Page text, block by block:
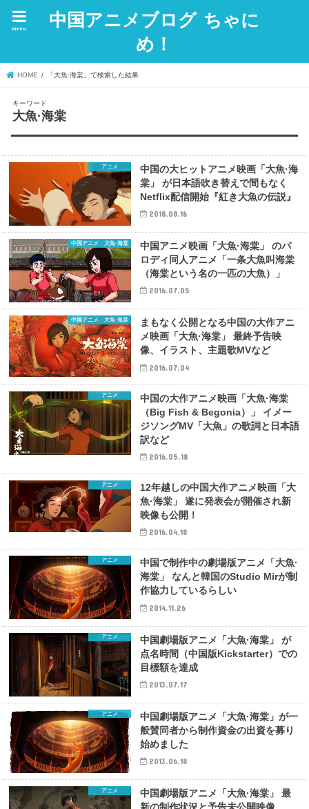
中国アニメブログ ちゃに
め！
menu
HOME 「大魚·海棠」で検索した結果
キーワード
大魚·海棠
アニメ
中国の大ヒットアニメ映画「大魚·海
棠」 が日本語吹き替えで間もなく
Netflix配信開始『紅き大魚の伝説』
2018.08.16
中国アニメ 大魚·海棠
中国アニメ映画「大魚·海棠」 のパ
ロディ同人アニメ「一条大魚叫海棠
（海棠という名の一匹の大魚）」
2016.07.05
中国アニメ 大魚·海棠
まもなく公開となる中国の大作アニ
メ映画「大魚·海棠」 最終予告映
像、イラスト、主題歌MVなど
2016.07.04
アニメ
中国の大作アニメ映画「大魚·海棠
（Big Fish & Begonia）」 イメー
ジソングMV「大魚」の歌詞と日本語
訳など
2016.05.18
アニメ
12年越しの中国大作アニメ映画「大
魚·海棠」 遂に発表会が開催され新
映像も公開！
2016.04.18
アニメ
中国で制作中の劇場版アニメ「大魚·
海棠」 なんと韓国のStudio Mirが制
作協力しているらしい
2014.11.26
アニメ
中国劇場版アニメ「大魚·海棠」 が
点名時間（中国版Kickstarter）での
目標額を達成
2013.07.17
アニメ
中国劇場版アニメ「大魚·海棠」が一
般賛同者から制作資金の出資を募り
始めました
2013.06.18
アニメ
中国劇場版アニメ「大魚·海棠」 最